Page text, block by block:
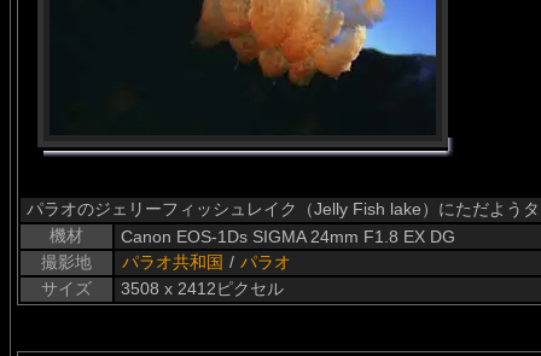
パラオのジェリーフィッシュレイク（Jelly Fish lake）にただよう
機材
Canon EOS-1Ds SIGMA 24mm F1.8 EX DG
撮影地
パラオ共和国 / パラオ
サイズ
3508 x 2412ピクセル